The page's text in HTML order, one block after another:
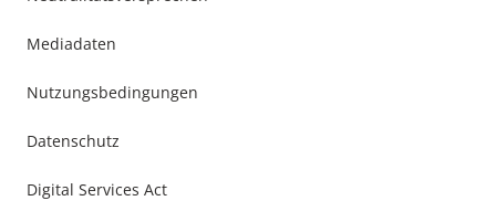
Mediadaten
Nutzungsbedingungen
Datenschutz
Digital Services Act